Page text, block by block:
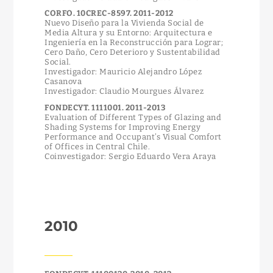
CORFO. 10CREC-8597. 2011-2012
Nuevo Diseño para la Vivienda Social de
Media Altura y su Entorno: Arquitectura e
Ingeniería en la Reconstrucción para Lograr;
Cero Daño, Cero Deterioro y Sustentabilidad
Social.
Investigador: Mauricio Alejandro López
Casanova
Investigador: Claudio Mourgues Álvarez
FONDECYT. 1111001. 2011-2013
Evaluation of Different Types of Glazing and
Shading Systems for Improving Energy
Performance and Occupant’s Visual Comfort
of Offices in Central Chile.
Coinvestigador: Sergio Eduardo Vera Araya
2010